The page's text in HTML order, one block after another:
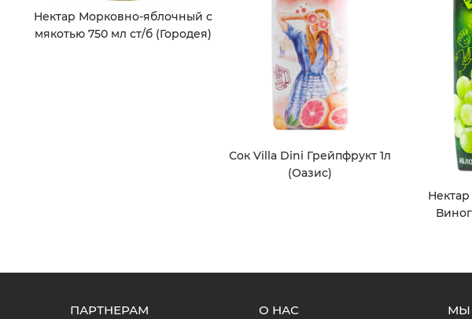
Нектар Морковно-яблочный с
мякотью 750 мл ст/б (Городея)
Сок Villa Dini Грейпфрукт 1л
(Оазис)
ПАРТНЕРАМ О НАС МЫ